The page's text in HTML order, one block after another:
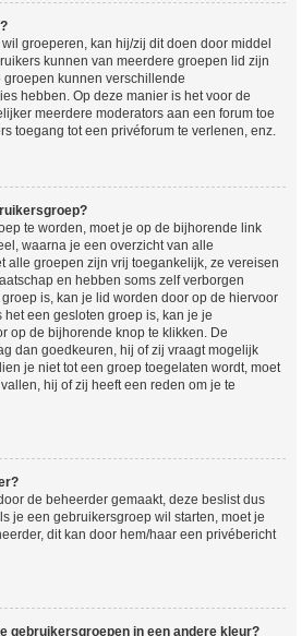
groeperen, kan hij/zij dit doen door middel
kunnen van meerdere groepen lid zijn
kunnen verschillende
hebben. Op deze manier is het voor de
meerdere moderators aan een forum toe
toegang tot een privéforum te verlenen, enz.
te worden, moet je op de bijhorende link
waarna je een overzicht van alle
alle groepen zijn vrij toegankelijk, ze vereisen
en hebben soms zelf verborgen
is, kan je lid worden door op de hiervoor
een gesloten groep is, kan je je
op de bijhorende knop te klikken. De
dan goedkeuren, hij of zij vraagt mogelijk
je niet tot een groep toegelaten wordt, moet
hij of zij heeft een reden om je te
de beheerder gemaakt, deze beslist dus
je een gebruikersgroep wil starten, moet je
dit kan door hem/haar een privébericht
gebruikersgroepen in een andere kleur?